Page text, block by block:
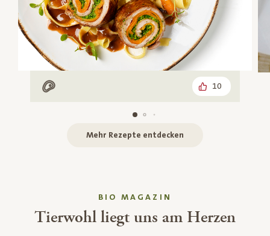
Mit Fleisch 10
Mehr Rezepte entdecken
BIO MAGAZIN
Tierwohl liegt uns am Herzen